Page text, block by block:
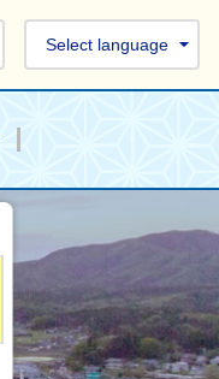
Select language
目的の情報を探